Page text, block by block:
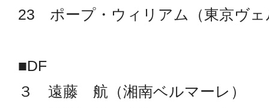
23 ポープ・ウィリアム（東京ヴェ
■DF
３ 遠藤 航（湘南ベルマーレ）